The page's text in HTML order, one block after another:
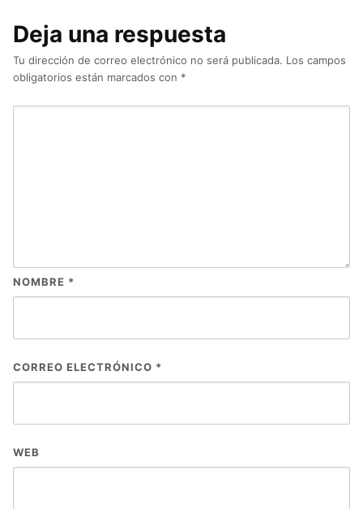
Deja una respuesta
Tu dirección de correo electrónico no será publicada. Los campos
obligatorios están marcados con *
NOMBRE *
CORREO ELECTRÓNICO *
WEB